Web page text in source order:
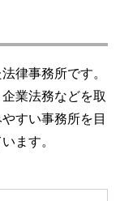
律事務所です。
業法務などを取
すい事務所を目
ます。